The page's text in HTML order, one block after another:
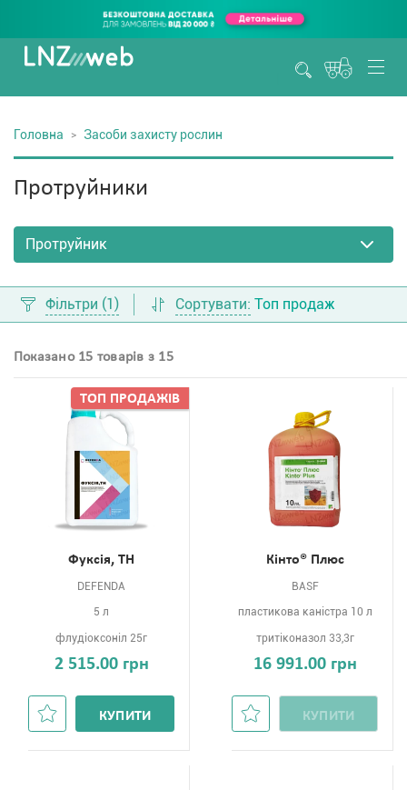
Головна Засоби захисту рослин
Протруйники
Фільтри (1) Сортувати: Топ продаж
Показано 15 товарів з 15
Фуксія, ТН
ТОП ПРОДАЖIВ
DEFENDA
5 л
флудіоксоніл 25г
2 515.00 грн
КУПИТИ
Кінто® Плюс
BASF
пластикова каністра 10 л
тритіконазол 33,3г
16 991.00 грн
КУПИТИ